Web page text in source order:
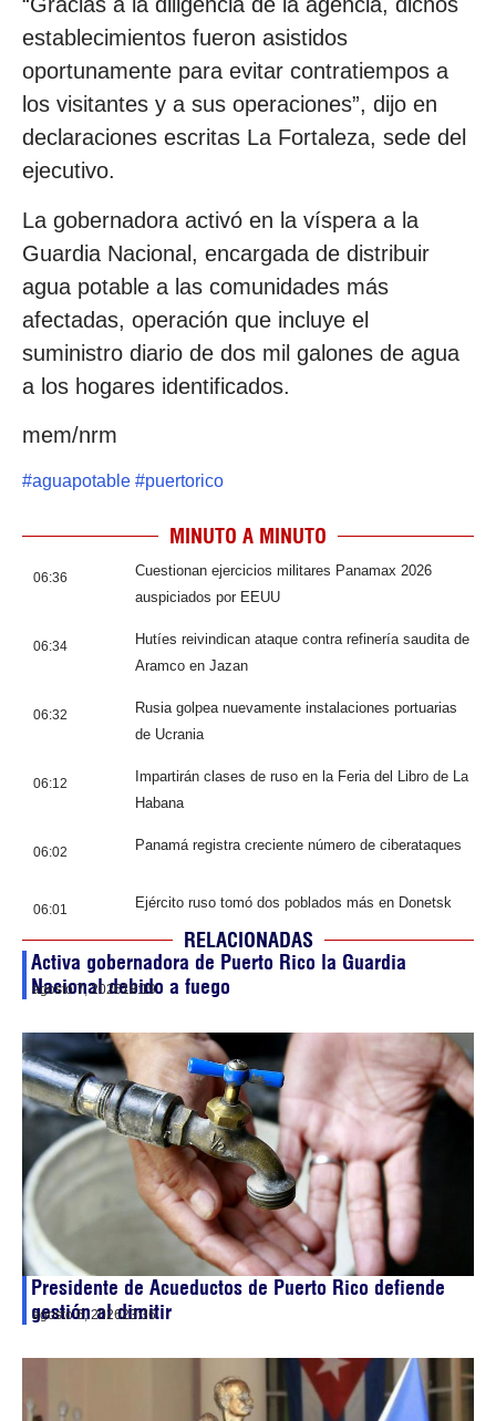
“Gracias a la diligencia de la agencia, dichos
establecimientos fueron asistidos
oportunamente para evitar contratiempos a
los visitantes y a sus operaciones”, dijo en
declaraciones escritas La Fortaleza, sede del
ejecutivo.
La gobernadora activó en la víspera a la
Guardia Nacional, encargada de distribuir
agua potable a las comunidades más
afectadas, operación que incluye el
suministro diario de dos mil galones de agua
a los hogares identificados.
mem/nrm
#aguapotable #puertorico
MINUTO A MINUTO
06:36
Cuestionan ejercicios militares Panamax 2026
auspiciados por EEUU
06:34
Hutíes reivindican ataque contra refinería saudita de
Aramco en Jazan
06:32
Rusia golpea nuevamente instalaciones portuarias
de Ucrania
06:12
Impartirán clases de ruso en la Feria del Libro de La
Habana
06:02 Panamá registra creciente número de ciberataques
06:01 Ejército ruso tomó dos poblados más en Donetsk
RELACIONADAS
Activa gobernadora de Puerto Rico la Guardia
Nacional debido a fuego
agosto 7, 202618:19
Presidente de Acueductos de Puerto Rico defiende
gestión al dimitir
agosto 6, 202623:36